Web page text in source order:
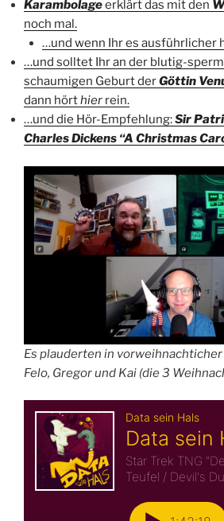
Karambolageerklärt das mit den
noch mal.
…und wenn Ihr es ausführlicher
…und solltet Ihr an der blutig-
schaumigen Geburt derGöttin
dann hörthier rein.
…und die Hör-Empfehlung:Sir
Charles Dickens “A Christmas
Es plauderten in vorweihnachticher
Felo, Gregor und Kai (die 3